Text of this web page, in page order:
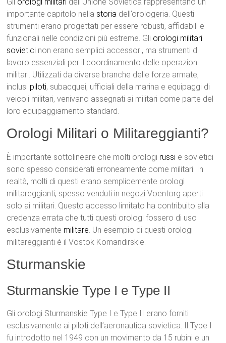
importante capitolo nella storia dell’orologeria. Questi
strumenti erano progettati per essere robusti, affidabili e
funzionali nelle condizioni più estreme. Gli orologi militari
sovietici non erano semplici accessori, ma strumenti di
lavoro essenziali per il coordinamento delle operazioni
militari. Utilizzati da diverse branche delle forze armate,
inclusi piloti, subacquei, ufficiali della marina e equipaggi di
veicoli militari, venivano assegnati ai militari come parte del
loro equipaggiamento standard.
Orologi Militari o Militareggianti?
È importante sottolineare che molti orologi russi e sovietici
sono spesso considerati erroneamente come militari. In
realtà, molti di questi erano semplicemente orologi
militareggianti, spesso venduti in negozi Voentorg aperti
solo ai militari. Questo accesso limitato ha contribuito alla
credenza errata che tutti questi orologi fossero di uso
esclusivamente militare. Un esempio di questi orologi
militareggianti è il Vostok Komandirskie.
Sturmanskie
Sturmanskie Type I e Type II
Gli orologi Sturmanskie Type I e Type II erano forniti
esclusivamente ai piloti dell’aeronautica sovietica. Il Type I
fu introdotto nel 1949 con un movimento da 15 rubini e un